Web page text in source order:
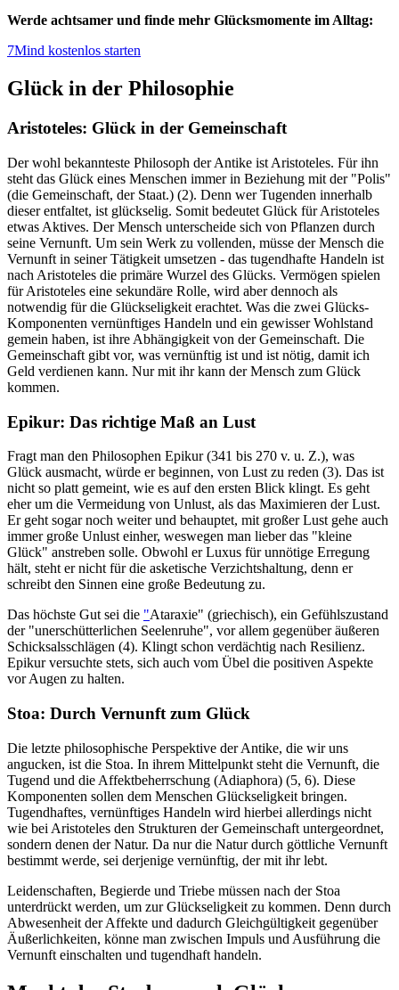
Werde achtsamer und finde mehr Glücksmomente im Alltag:
7Mind kostenlos starten
Glück in der Philosophie
Aristoteles: Glück in der Gemeinschaft
Der wohl bekannteste Philosoph der Antike ist Aristoteles. Für ihn
steht das Glück eines Menschen immer in Beziehung mit der "Polis"
(die Gemeinschaft, der Staat.) (2). Denn wer Tugenden innerhalb
dieser entfaltet, ist glückselig. Somit bedeutet Glück für Aristoteles
etwas Aktives. Der Mensch unterscheide sich von Pflanzen durch
seine Vernunft. Um sein Werk zu vollenden, müsse der Mensch die
Vernunft in seiner Tätigkeit umsetzen - das tugendhafte Handeln ist
nach Aristoteles die primäre Wurzel des Glücks. Vermögen spielen
für Aristoteles eine sekundäre Rolle, wird aber dennoch als
notwendig für die Glückseligkeit erachtet. Was die zwei Glücks-
Komponenten vernünftiges Handeln und ein gewisser Wohlstand
gemein haben, ist ihre Abhängigkeit von der Gemeinschaft. Die
Gemeinschaft gibt vor, was vernünftig ist und ist nötig, damit ich
Geld verdienen kann. Nur mit ihr kann der Mensch zum Glück
kommen.
Epikur: Das richtige Maß an Lust
Fragt man den Philosophen Epikur (341 bis 270 v. u. Z.), was
Glück ausmacht, würde er beginnen, von Lust zu reden (3). Das ist
nicht so platt gemeint, wie es auf den ersten Blick klingt. Es geht
eher um die Vermeidung von Unlust, als das Maximieren der Lust.
Er geht sogar noch weiter und behauptet, mit großer Lust gehe auch
immer große Unlust einher, weswegen man lieber das "kleine
Glück" anstreben solle. Obwohl er Luxus für unnötige Erregung
hält, steht er nicht für die asketische Verzichtshaltung, denn er
schreibt den Sinnen eine große Bedeutung zu.
Das höchste Gut sei die "Ataraxie" (griechisch), ein Gefühlszustand
der "unerschütterlichen Seelenruhe", vor allem gegenüber äußeren
Schicksalsschlägen (4). Klingt schon verdächtig nach Resilienz.
Epikur versuchte stets, sich auch vom Übel die positiven Aspekte
vor Augen zu halten.
Stoa: Durch Vernunft zum Glück
Die letzte philosophische Perspektive der Antike, die wir uns
angucken, ist die Stoa. In ihrem Mittelpunkt steht die Vernunft, die
Tugend und die Affektbeherrschung (Adiaphora) (5, 6). Diese
Komponenten sollen dem Menschen Glückseligkeit bringen.
Tugendhaftes, vernünftiges Handeln wird hierbei allerdings nicht
wie bei Aristoteles den Strukturen der Gemeinschaft untergeordnet,
sondern denen der Natur. Da nur die Natur durch göttliche Vernunft
bestimmt werde, sei derjenige vernünftig, der mit ihr lebt.
Leidenschaften, Begierde und Triebe müssen nach der Stoa
unterdrückt werden, um zur Glückseligkeit zu kommen. Denn durch
Abwesenheit der Affekte und dadurch Gleichgültigkeit gegenüber
Äußerlichkeiten, könne man zwischen Impuls und Ausführung die
Vernunft einschalten und tugendhaft handeln.